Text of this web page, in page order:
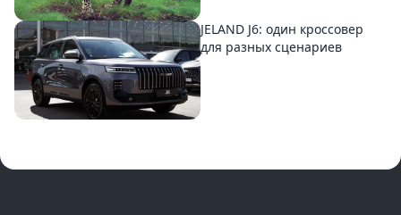
JELAND J6: один кроссовер
для разных сценариев